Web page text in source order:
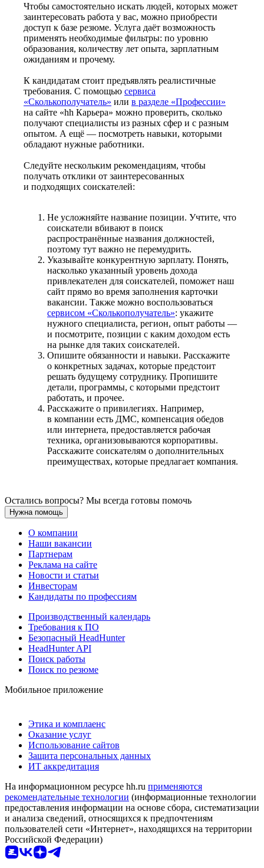
Чтобы самостоятельно искать людей, которых может
заинтересовать работа у вас, можно приобрести
доступ к базе резюме. Услуга даёт возможность
применять необходимые фильтры: по уровню
образования, количеству лет опыта, зарплатным
ожиданиям и прочему.
К кандидатам стоит предъявлять реалистичные
требования. С помощью сервиса
«Сколькополучатель» или в разделе «Профессии»
на сайте «hh Карьера» можно проверить, сколько
получают специалисты из разных сфер и с разным
опытом. А ещё — посмотреть навыки, которыми
обладают нужные работники.
Следуйте нескольким рекомендациям, чтобы
получать отклики от заинтересованных
и подходящих соискателей:
Не усложняйте название позиции. Учтите, что
соискатели вбивают в поиск
распространённые названия должностей,
поэтому тут важно не перемудрить.
Указывайте конкурентную зарплату. Понять,
насколько указанный уровень дохода
привлекателен для соискателей, поможет наш
сайт прямо во время заполнения карточки
вакансии. Также можно воспользоваться
сервисом «Сколькополучатель»: укажите
нужного специалиста, регион, опыт работы —
и посмотрите, позиции с каким доходом есть
на рынке для таких соискателей.
Опишите обязанности и навыки. Расскажите
о конкретных задачах, которые предстоит
решать будущему сотруднику. Пропишите
детали, программы, с которыми предстоит
работать, и прочее.
Расскажите о привилегиях. Например,
в компании есть ДМС, компенсация обедов
или интернета, предоставляется рабочая
техника, организовываются корпоративы.
Расскажите соискателям о дополнительных
преимуществах, которые предлагает компания.
Остались вопросы? Мы всегда готовы помочь
Нужна помощь
О компании
Наши вакансии
Партнерам
Реклама на сайте
Новости и статьи
Инвесторам
Кандидаты по профессиям
Производственный календарь
Требования к ПО
Безопасный HeadHunter
HeadHunter API
Поиск работы
Поиск по резюме
Мобильное приложение
Этика и комплаенс
Оказание услуг
Использование сайтов
Защита персональных данных
ИТ аккредитация
На информационном ресурсе hh.ru применяются
рекомендательные технологии (информационные технологии
предоставления информации на основе сбора, систематизации
и анализа сведений, относящихся к предпочтениям
пользователей сети «Интернет», находящихся на территории
Российской Федерации)